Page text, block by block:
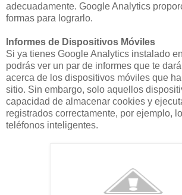
adecuadamente. Google Analytics
formas para lograrlo.
Informes de Dispositivos Móviles
Si ya tienes Google Analytics instalado
podrás ver un par de informes que te
acerca de los dispositivos móviles que
sitio. Sin embargo, solo aquellos
capacidad de almacenar cookies y
registrados correctamente, por ejemplo,
teléfonos inteligentes.